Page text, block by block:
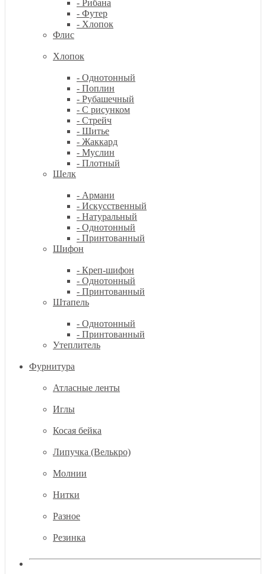
- Рибана
- Футер
- Хлопок
Флис
Хлопок
- Однотонный
- Поплин
- Рубашечный
- С рисунком
- Стрейч
- Шитье
- Жаккард
- Муслин
- Плотный
Шелк
- Армани
- Искусственный
- Натуральный
- Однотонный
- Принтованный
Шифон
- Креп-шифон
- Однотонный
- Принтованный
Штапель
- Однотонный
- Принтованный
Утеплитель
Фурнитура
Атласные ленты
Иглы
Косая бейка
Липучка (Велькро)
Молнии
Нитки
Разное
Резинка